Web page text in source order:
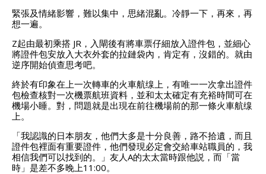
緊張及情緒影響，難以集中，思緒混亂。冷靜一下，再來，再
想一遍。
Z起由最初乘搭 JR，入閘後有將車票仔細放入證件包，並細心
將證件包安放入大衣外套的拉鏈袋內，肯定有，沒錯的。就由
逆序開始偵查思考吧。
終於有印象在上一次轉車的火車航缐上，有唯一一次拿出證件
包檢查核對一次機票航班資料，並和太太確定有充裕時間可在
機場小睡。對，問題就是出現在前往機場前的那一條火車航缐
上。
「我認識的日本朋友，他們大多是十分良善，路不拾遺，而且
證件包裡面有重要證件，他們發現必定會交給車站職員的，我
相信我們可以找到的。」友人A的太太當時跟他説，而「當
時」是差不多晚上11:00。